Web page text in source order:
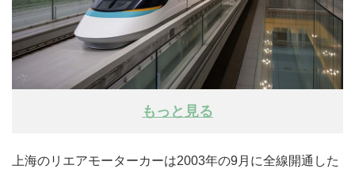
もっと見る
上海のリエアモーターカーは2003年の9月に全線開通した